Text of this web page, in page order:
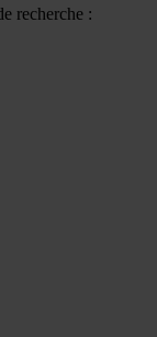
recherche :